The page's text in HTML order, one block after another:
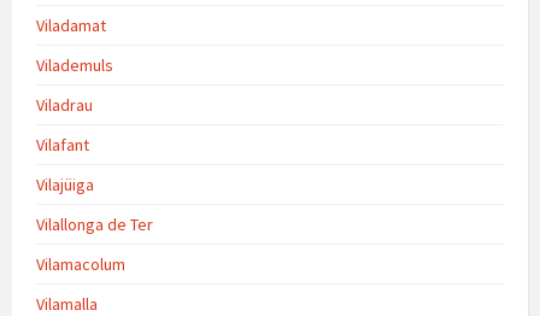
Viladamat
Vilademuls
Viladrau
Vilafant
Vilajüiga
Vilallonga de Ter
Vilamacolum
Vilamalla